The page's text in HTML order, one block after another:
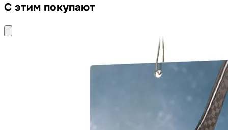
С этим покупают